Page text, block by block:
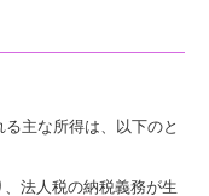
主な所得は、以下のと
法人税の納税義務が生